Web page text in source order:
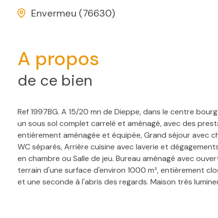
Envermeu (76630)
A propos
de ce bien
Ref 1997BG. A 15/20 mn de Dieppe, dans le centre
un sous sol complet carrelé et aménagé, avec des
entièrement aménagée et équipée, Grand séjour avec
WC séparés, Arrière cuisine avec laverie et
en chambre ou Salle de jeu. Bureau aménagé avec
terrain d'une surface d'environ 1000 m², entièrement
et une seconde à l'abris des regards. Maison très